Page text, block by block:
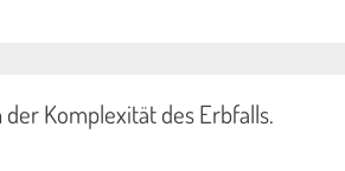
Komplexität des Erbfalls.